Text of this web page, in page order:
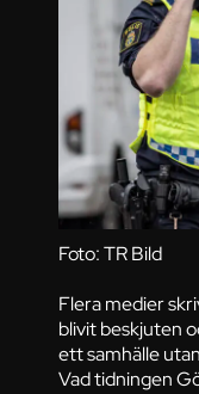
Foto: TR Bild
Flera medier
blivit beskjuten
ett samhälle
Vad tidningen